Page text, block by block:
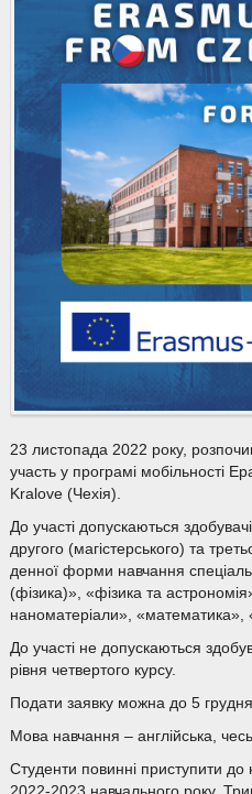
23 листопада 2022 року,
участь у програмі мобільності
Kralove (Чехія).
До участі допускаються
другого (магістерського) та
денної форми навчання
(фізика)», «фізика та
наноматеріали», «математика»,
До участі не допускаються
рівня четвертого курсу.
Подати заявку можна до 5
Мова навчання – англійська,
Студенти повинні приступити